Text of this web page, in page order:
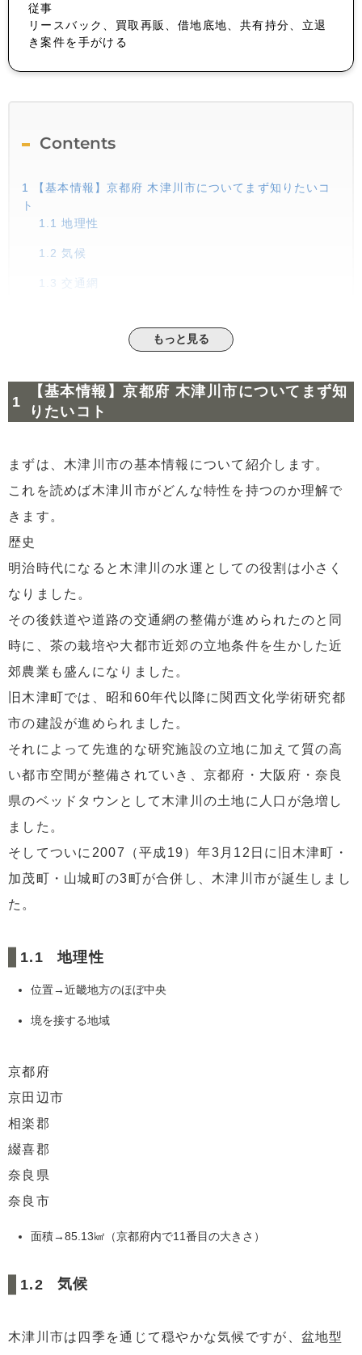
従事
リースバック、買取再販、借地底地、共有持分、立退
き案件を手がける
Contents
1
【基本情報】京都府 木津川市についてまず知りたいコ
ト
1.1 地理性
1.2 気候
1.3 交通網
【相場事情】木津川市の売却価格は下落傾向だ
2.1①木津川市と周辺地域の家賃相場
2.2②木津川市の売却価格
3.1
学研都市の区域
3.2関連施設
4補助金が充実「移住促進特別区域」に人口増加の期待大
4.2支援
5まとめ・京都府 木津川市で不動産投資するなら？
もっと見る
【基本情報】京都府 木津川市についてまず知
りたいコト
まずは、木津川市の基本情報について紹介します。
これを読めば木津川市がどんな特性を持つのか理解で
きます。
歴史
明治時代になると木津川の水運としての役割は小さく
なりました。
その後鉄道や道路の交通網の整備が進められたのと同
時に、茶の栽培や大都市近郊の立地条件を生かした近
郊農業も盛んになりました。
旧木津町では、昭和60年代以降に関西文化学術研究都
市の建設が進められました。
それによって先進的な研究施設の立地に加えて質の高
い都市空間が整備されていき、京都府・大阪府・奈良
県のベッドタウンとして木津川の土地に人口が急増し
ました。
そしてついに2007（平成19）年3月12日に旧木津町・
加茂町・山城町の3町が合併し、木津川市が誕生しまし
た。
地理性
位置→近畿地方のほぼ中央
境を接する地域
京都府
京田辺市
相楽郡
綴喜郡
奈良県
奈良市
面積→85.13㎢（京都府内で11番目の大きさ）
気候
木津川市は四季を通じて穏やかな気候ですが、盆地型